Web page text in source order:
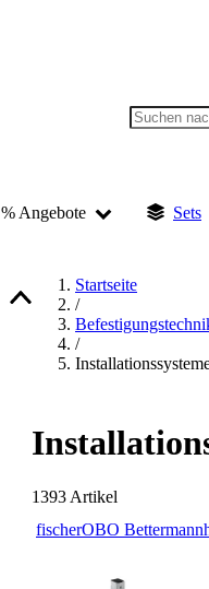
% Angebote Sets
Startseite
/
/
1393 Artikel
fischerOBO Bettermann